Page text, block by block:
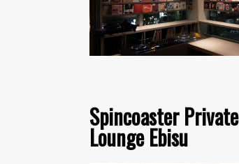
Spincoaster Private
Lounge Ebisu